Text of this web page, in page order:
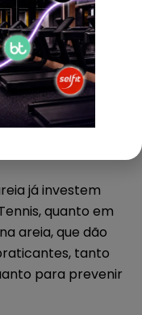
se prepare para
medalhas
de muitos que
mas para
e
já investem
quanto em
areia, que dão
tanto
para prevenir